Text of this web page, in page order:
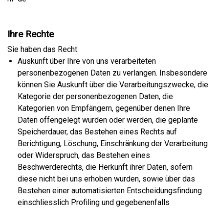
Ihre Rechte
Sie haben das Recht:
Auskunft über Ihre von uns verarbeiteten
personenbezogenen Daten zu verlangen. Insbesondere
können Sie Auskunft über die Verarbeitungszwecke, die
Kategorie der personenbezogenen Daten, die
Kategorien von Empfängern, gegenüber denen Ihre
Daten offengelegt wurden oder werden, die geplante
Speicherdauer, das Bestehen eines Rechts auf
Berichtigung, Löschung, Einschränkung der Verarbeitung
oder Widerspruch, das Bestehen eines
Beschwerderechts, die Herkunft ihrer Daten, sofern
diese nicht bei uns erhoben wurden, sowie über das
Bestehen einer automatisierten Entscheidungsfindung
einschliesslich Profiling und gegebenenfalls